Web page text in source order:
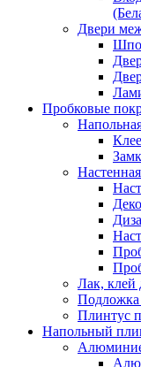
Двери
Пробковые
Лак, клей
Подложка
Плинтус
Напольный